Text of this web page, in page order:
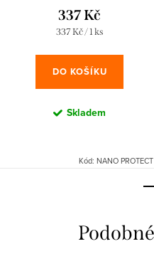
337 Kč
Měrná
337 Kč / 1 ks
DO KOŠÍKU
Skladem
Kód: NANO PROTECT